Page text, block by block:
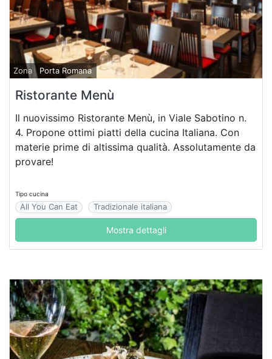
Zona Porta Romana
Ristorante Menù
Il nuovissimo Ristorante Menù, in Viale Sabotino n.
4. Propone ottimi piatti della cucina Italiana. Con
materie prime di altissima qualità. Assolutamente da
provare!
Tipo cucina
All You Can Eat Tradizionale italiana
Mostra dettagli